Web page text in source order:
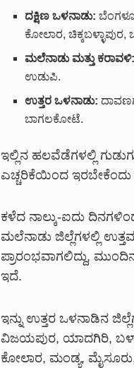
ದಕ್ಷಿಣ ಒಳನಾಡು:
ಕೋಲಾರ,
ಮಲೆನಾಡು ಮತ್ತು ಕರಾವಳಿ:
ಉಡುಪಿ.
ಉತ್ತರ ಒಳನಾಡು:
ಬಾಗಲಕೋಟೆ.
ಇಲ್ಲಿನ ಹಲವೆಡೆಗಳಲ್ಲಿ
ಎಚ್ಚರಿಕೆಯಿಂದ
ಕಳೆದ ನಾಲ್ಕು-ಐದು
ಮಲೆನಾಡು ಜಿಲ್ಲೆಗಳಲ್ಲಿ
ಪ್ರಾರಂಭವಾಗಲಿದ್ದು,
ಇದೆ.
ಇನ್ನು ಉತ್ತರ ಒಳನಾಡಿನ
ವಿಜಯಪುರ, ಯಾದಗಿರಿ,
ಕೋಲಾರ, ಮಂಡ್ಯ,